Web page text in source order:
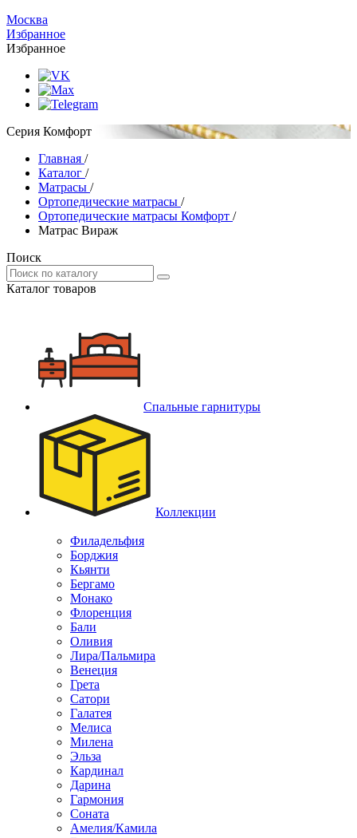
Москва
Избранное
Избранное
Серия Комфорт
Главная /
Каталог /
Матрасы /
Ортопедические матрасы /
Ортопедические матрасы Комфорт /
Матрас Вираж
Поиск
Каталог товаров
Спальные гарнитуры
Коллекции
Филадельфия
Борджия
Кьянти
Бергамо
Монако
Флоренция
Бали
Оливия
Лира/Пальмира
Венеция
Грета
Сатори
Галатея
Мелиса
Милена
Эльза
Кардинал
Дарина
Гармония
Соната
Амелия/Камила